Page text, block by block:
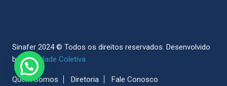
Sinafer 2024 © Todos os direitos reservados. Desenvolvido
bySociedade Coletiva
Quem Somos Diretoria Fale Conosco